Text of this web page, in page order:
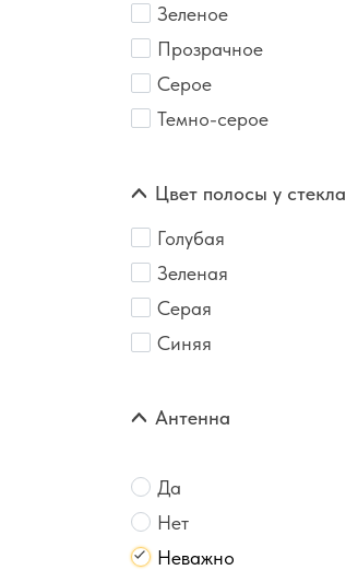
Зеленое
Прозрачное
Серое
Темно-серое
Цвет полосы у стекла
Голубая
Зеленая
Серая
Синяя
Антенна
Да
Нет
Неважно